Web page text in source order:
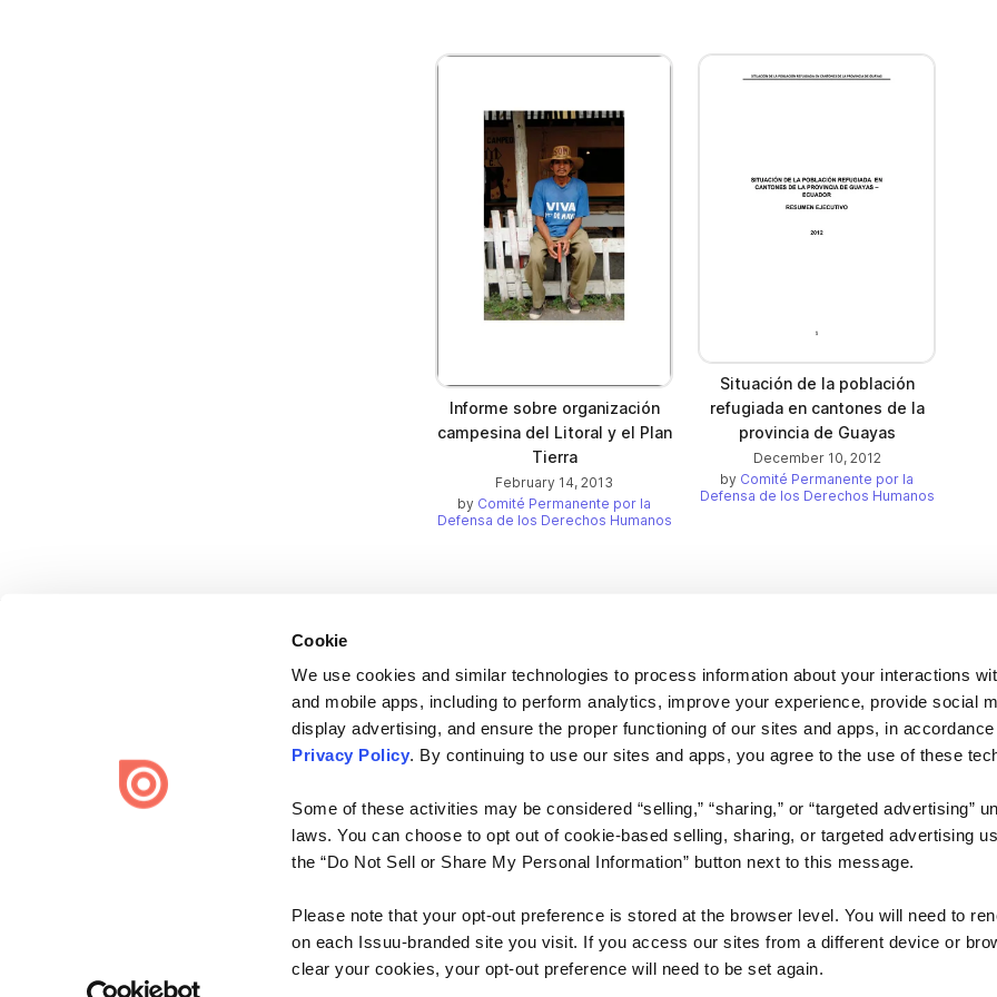
Cookie
We use cookies and similar technologies to process information about your interactions
and mobile apps, including to perform analytics, improve your experience, provide social
display advertising, and ensure the proper functioning of our sites and apps, in
Privacy Policy. By continuing to use our sites and apps, you agree to the use of these
Some of these activities may be considered “selling,” “sharing,” or “targeted advertising”
laws. You can choose to opt out of cookie-based selling, sharing, or targeted advertising
the “Do Not Sell or Share My Personal Information” button next to this message.
Please note that your opt-out preference is stored at the browser level. You will need to
on each Issuu-branded site you visit. If you access our sites from a different device or
clear your cookies, your opt-out preference will need to be set again.
Informe sobre organización
campesina del Litoral y el Plan
Tierra
February 14, 2013
by Comité Permanente por la
Defensa de los Derechos Humanos
Situación de la población
refugiada en cantones de la
provincia de Guayas
December 10, 2012
by Comité Permanente por la
Defensa de los Derechos Humanos
Create once,
Company
About us
Careers
Press
Contact
Privacy Law Enforcement